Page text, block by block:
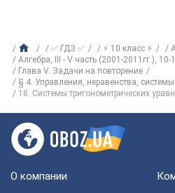
✅ ГДЗ ✅ ⚡ 10 класс ⚡
Алгебра, III - V часть (2001-2011гг.), 10-
Глава V. Задачи на повторение
§ 4. Управления, неравенства,
18. Системы тригонометрических
О компании